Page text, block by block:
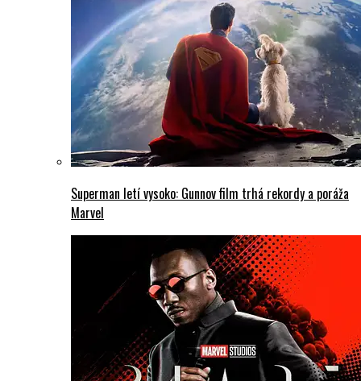
Superman letí vysoko: Gunnov film trhá rekordy a poráža
Marvel